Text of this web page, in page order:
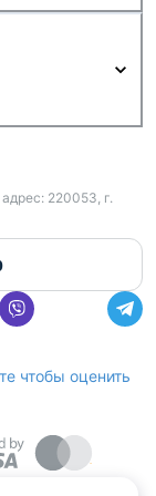
220053, г.
чтобы оценить